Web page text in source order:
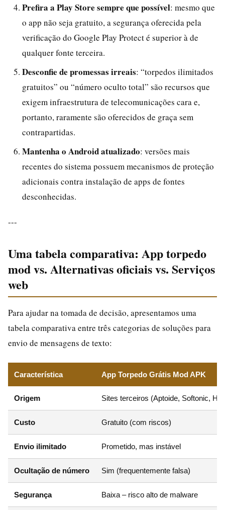
Prefira a Play Store sempre que possível: mesmo que
o app não seja gratuito, a segurança oferecida pela
verificação do Google Play Protect é superior à de
qualquer fonte terceira.
Desconfie de promessas irreais: “torpedos ilimitados
gratuitos” ou “número oculto total” são recursos que
exigem infraestrutura de telecomunicações cara e,
portanto, raramente são oferecidos de graça sem
contrapartidas.
Mantenha o Android atualizado: versões mais
recentes do sistema possuem mecanismos de proteção
adicionais contra instalação de apps de fontes
desconhecidas.
---
Uma tabela comparativa: App torpedo
mod vs. Alternativas oficiais vs. Serviços
web
Para ajudar na tomada de decisão, apresentamos uma
tabela comparativa entre três categorias de soluções para
envio de mensagens de texto:
Característica App Torpedo Grátis Mod APK
Origem Sites terceiros (Aptoide, Softonic,
Custo Gratuito (com riscos)
Envio ilimitado Prometido, mas instável
Ocultação de número Sim (frequentemente falsa)
Segurança Baixa – risco alto de malware